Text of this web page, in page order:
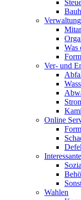
Verwaltung
Was
Ver- und
Online
Wahlen